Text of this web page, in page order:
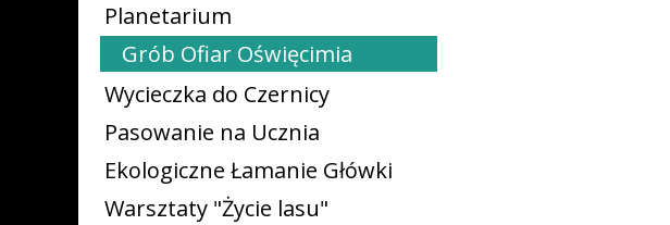
Planetarium
Grób Ofiar Oświęcimia
Wycieczka do Czernicy
Pasowanie na Ucznia
Ekologiczne Łamanie Główki
Warsztaty "Życie lasu"